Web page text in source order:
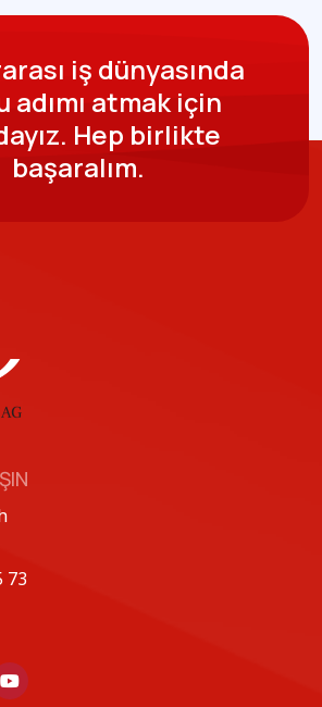
iş dünyasında
adımı atmak için
Hep birlikte
başaralım.
73